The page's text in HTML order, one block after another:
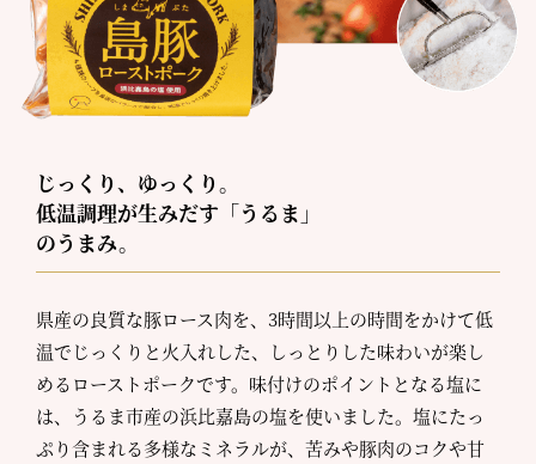
じっくり、ゆっくり。
低温調理が生みだす「うるま」
のうまみ。
県産の良質な豚ロース肉を、3時間以上の時間をかけて低
温でじっくりと火入れした、しっとりした味わいが楽し
めるローストポークです。味付けのポイントとなる塩に
は、うるま市産の浜比嘉島の塩を使いました。塩にたっ
ぷり含まれる多様なミネラルが、苦みや豚肉のコクや甘